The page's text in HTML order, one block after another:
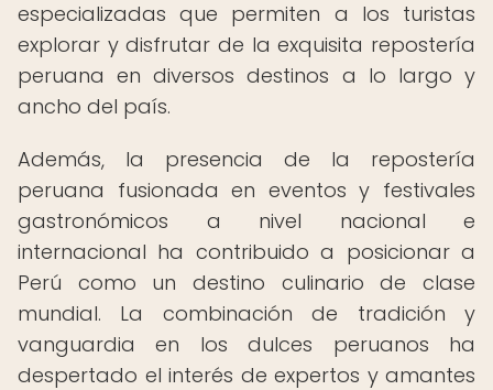
especializadas que permiten a los turistas
explorar y disfrutar de la exquisita repostería
peruana en diversos destinos a lo largo y
ancho del país.
Además, la presencia de la repostería
peruana fusionada en eventos y festivales
gastronómicos a nivel nacional e
internacional ha contribuido a posicionar a
Perú como un destino culinario de clase
mundial. La combinación de tradición y
vanguardia en los dulces peruanos ha
despertado el interés de expertos y amantes